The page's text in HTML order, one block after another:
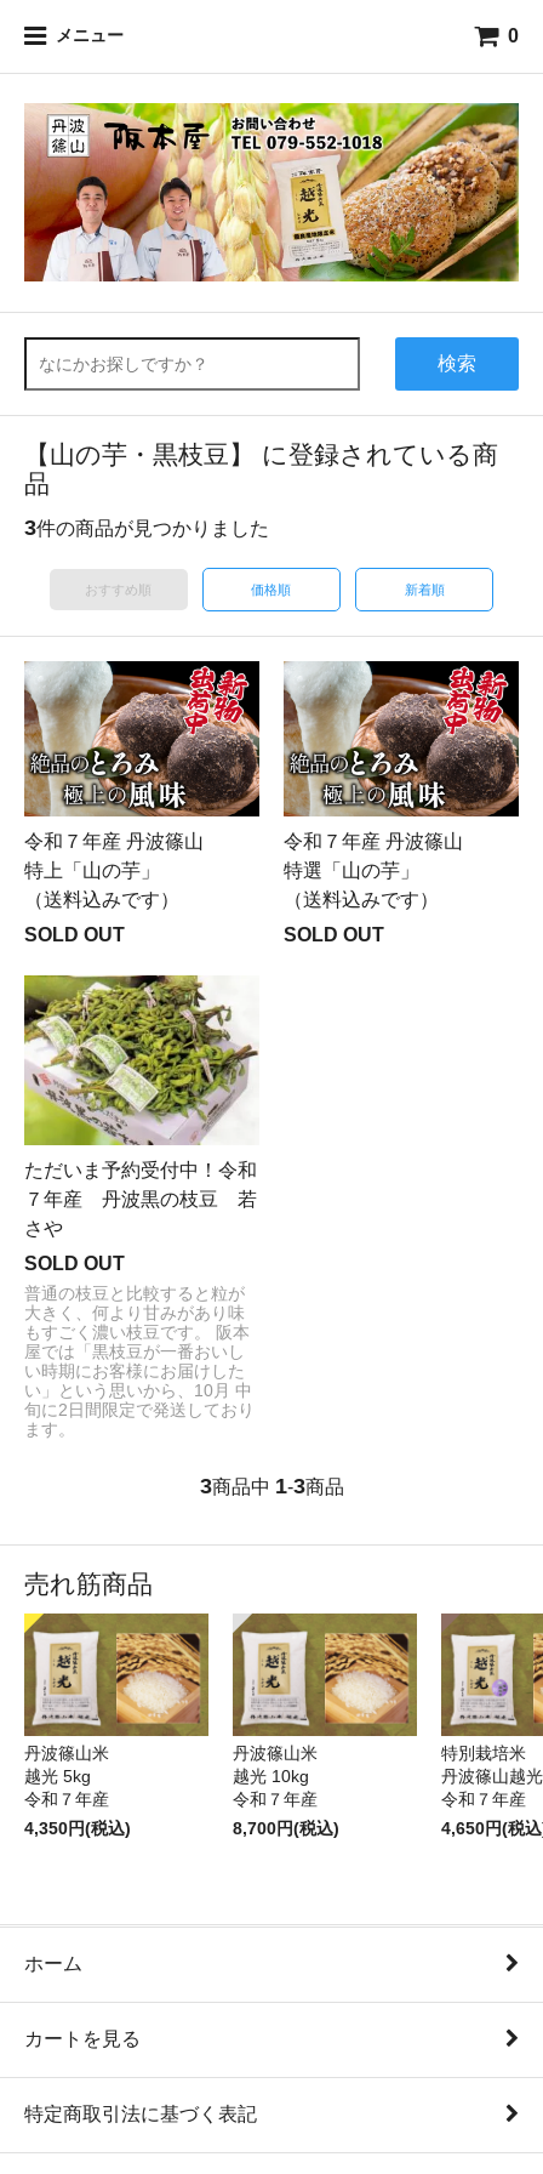
メニュー 0
検索
【山の芋・黒枝豆】 に登録されている商
品
3件の商品が見つかりました
おすすめ順 価格順 新着順
令和７年産 丹波篠山
特上「山の芋」
（送料込みです）
SOLD OUT
令和７年産 丹波篠山
特選「山の芋」
（送料込みです）
SOLD OUT
ただいま予約受付中！令和
７年産 丹波黒の枝豆 若
さや
SOLD OUT
普通の枝豆と比較すると粒が
大きく、何より甘みがあり味
もすごく濃い枝豆です。 阪本
屋では「黒枝豆が一番おいし
い時期にお客様にお届けした
い」という思いから、10月 中
旬に2日間限定で発送しており
ます。
3商品中 1-3商品
売れ筋商品
丹波篠山米
越光 5kg
令和７年産
4,350円(税込)
丹波篠山米
越光 10kg
令和７年産
8,700円(税込)
特別栽培米
丹波篠山越
令和７年産
4,650円(税
ホーム
カートを見る
特定商取引法に基づく表記